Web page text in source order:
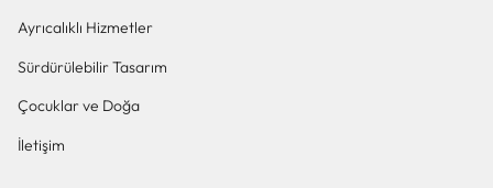
Ayrıcalıklı Hizmetler
Sürdürülebilir Tasarım
Çocuklar ve Doğa
İletişim